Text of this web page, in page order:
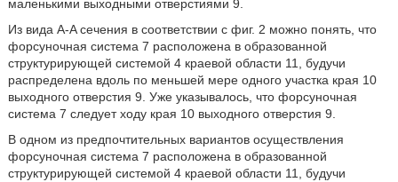
маленькими выходными отверстиями 9.
Из вида A-A сечения в соответствии с фиг. 2 можно понять, что
форсуночная система 7 расположена в образованной
структурирующей системой 4 краевой области 11, будучи
распределена вдоль по меньшей мере одного участка края 10
выходного отверстия 9. Уже указывалось, что форсуночная
система 7 следует ходу края 10 выходного отверстия 9.
В одном из предпочтительных вариантов осуществления
форсуночная система 7 расположена в образованной
структурирующей системой 4 краевой области 11, будучи